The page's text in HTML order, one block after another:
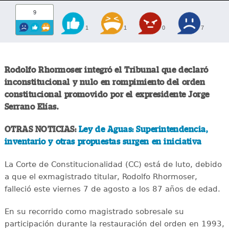
9
1 1 0 7
Rodolfo Rhormoser integró el Tribunal que declaró
inconstitucional y nulo en rompimiento del orden
constitucional promovido por el expresidente Jorge
Serrano Elías.
OTRAS NOTICIAS: Ley de Aguas: Superintendencia,
inventario y otras propuestas surgen en iniciativa
La Corte de Constitucionalidad (CC) está de luto, debido
a que el exmagistrado titular, Rodolfo Rhormoser,
falleció este viernes 7 de agosto a los 87 años de edad.
En su recorrido como magistrado sobresale su
participación durante la restauración del orden en 1993,